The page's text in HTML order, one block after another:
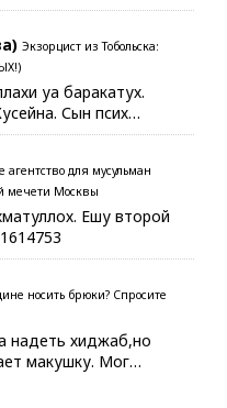
Экзорцист из Тобольска:
уа баракатух.
Сын псих…
агентство для мусульман
мечети Москвы
Ешу второй
носить брюки? Спросите
надеть хиджаб,но
макушку. Мог…